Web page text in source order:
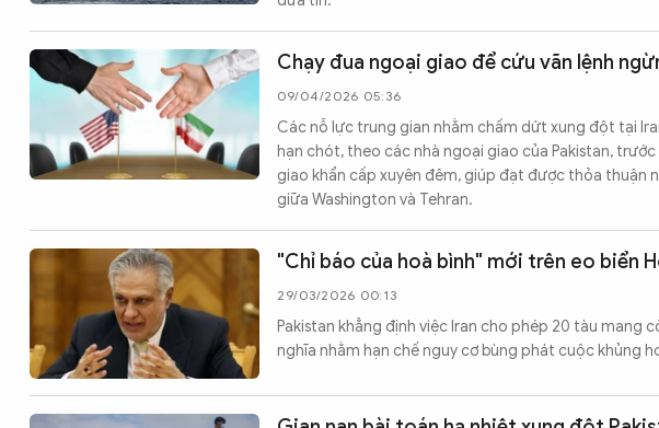
Chạy đua ngoại giao để cứu vãn lệnh
09/04/2026 05:36
Các nỗ lực trung gian nhằm chấm dứt xung đột tại
hạn chót, theo các nhà ngoại giao của Pakistan,
giao khẩn cấp xuyên đêm, giúp đạt được thỏa
giữa Washington và Tehran.
"Chỉ báo của hoà bình" mới trên eo biển
29/03/2026 00:13
Pakistan khẳng định việc Iran cho phép 20 tàu mang
nghĩa nhằm hạn chế nguy cơ bùng phát cuộc khủng